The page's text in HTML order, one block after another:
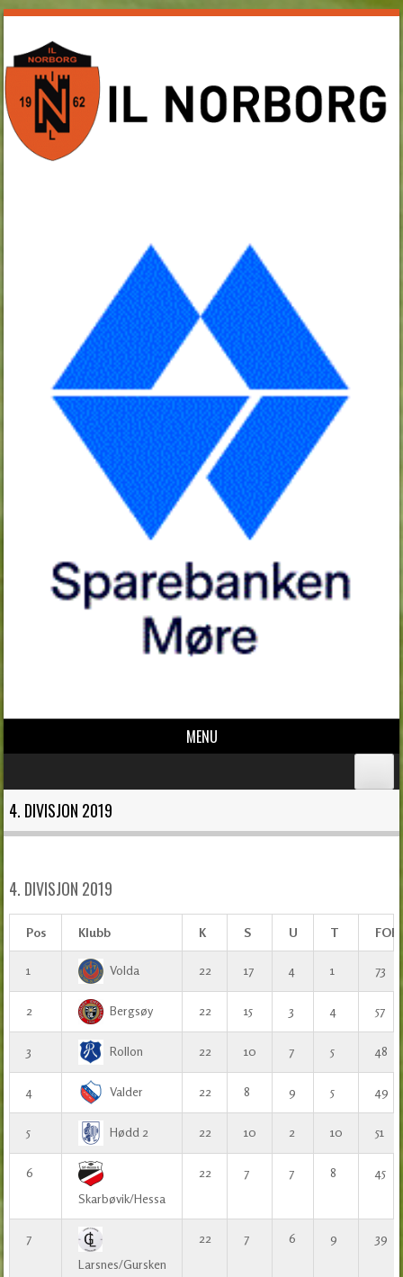
MENU
4. DIVISJON 2019
4. DIVISJON 2019
Pos Klubb K S U T FOR
1 Volda 22 17 4 1 73
2 Bergsøy 22 15 3 4 57
3 Rollon 22 10 7 5 48
4 Valder 22 8 9 5 49
5 Hødd 2 22 10 2 10 51
6
Skarbøvik/Hessa
22 7 7 8 45
7
Larsnes/Gursken
22 7 6 9 39